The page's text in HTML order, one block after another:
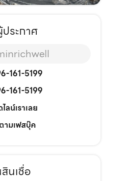
ระกาศ
161-5199
161-5199
ลน์เราเลย
ามเฟสบุ๊ค
นเชื่อ